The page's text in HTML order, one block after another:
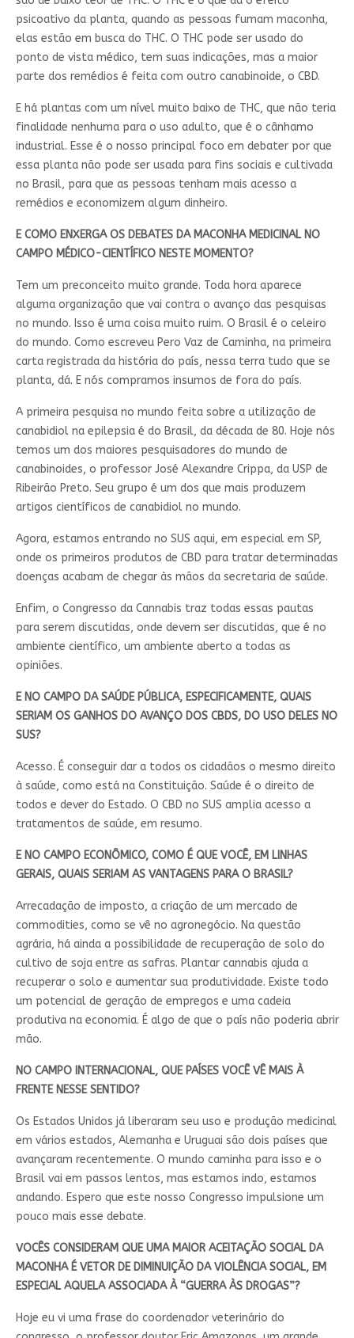
psicoativo da planta, quando as pessoas fumam maconha,
elas estão em busca do THC. O THC pode ser usado do
ponto de vista médico, tem suas indicações, mas a maior
parte dos remédios é feita com outro canabinoide, o CBD.
E há plantas com um nível muito baixo de THC, que não teria
finalidade nenhuma para o uso adulto, que é o cânhamo
industrial. Esse é o nosso principal foco em debater por que
essa planta não pode ser usada para fins sociais e cultivada
no Brasil, para que as pessoas tenham mais acesso a
remédios e economizem algum dinheiro.
E COMO ENXERGA OS DEBATES DA MACONHA MEDICINAL NO
CAMPO MÉDICO-CIENTÍFICO NESTE MOMENTO?
Tem um preconceito muito grande. Toda hora aparece
alguma organização que vai contra o avanço das pesquisas
no mundo. Isso é uma coisa muito ruim. O Brasil é o celeiro
do mundo. Como escreveu Pero Vaz de Caminha, na primeira
carta registrada da história do país, nessa terra tudo que se
planta, dá. E nós compramos insumos de fora do país.
A primeira pesquisa no mundo feita sobre a utilização de
canabidiol na epilepsia é do Brasil, da década de 80. Hoje nós
temos um dos maiores pesquisadores do mundo de
canabinoides, o professor José Alexandre Crippa, da USP de
Ribeirão Preto. Seu grupo é um dos que mais produzem
artigos científicos de canabidiol no mundo.
Agora, estamos entrando no SUS aqui, em especial em SP,
onde os primeiros produtos de CBD para tratar determinadas
doenças acabam de chegar às mãos da secretaria de saúde.
Enfim, o Congresso da Cannabis traz todas essas pautas
para serem discutidas, onde devem ser discutidas, que é no
ambiente científico, um ambiente aberto a todas as
opiniões.
E NO CAMPO DA SAÚDE PÚBLICA, ESPECIFICAMENTE, QUAIS
SERIAM OS GANHOS DO AVANÇO DOS CBDS, DO USO DELES NO
SUS?
Acesso. É conseguir dar a todos os cidadãos o mesmo direito
à saúde, como está na Constituição. Saúde é o direito de
todos e dever do Estado. O CBD no SUS amplia acesso a
tratamentos de saúde, em resumo.
E NO CAMPO ECONÔMICO, COMO É QUE VOCÊ, EM LINHAS
GERAIS, QUAIS SERIAM AS VANTAGENS PARA O BRASIL?
Arrecadação de imposto, a criação de um mercado de
commodities, como se vê no agronegócio. Na questão
agrária, há ainda a possibilidade de recuperação de solo do
cultivo de soja entre as safras. Plantar cannabis ajuda a
recuperar o solo e aumentar sua produtividade. Existe todo
um potencial de geração de empregos e uma cadeia
produtiva na economia. É algo de que o país não poderia abrir
mão.
NO CAMPO INTERNACIONAL, QUE PAÍSES VOCÊ VÊ MAIS À
FRENTE NESSE SENTIDO?
Os Estados Unidos já liberaram seu uso e produção medicinal
em vários estados, Alemanha e Uruguai são dois países que
avançaram recentemente. O mundo caminha para isso e o
Brasil vai em passos lentos, mas estamos indo, estamos
andando. Espero que este nosso Congresso impulsione um
pouco mais esse debate.
VOCÊS CONSIDERAM QUE UMA MAIOR ACEITAÇÃO SOCIAL DA
MACONHA É VETOR DE DIMINUIÇÃO DA VIOLÊNCIA SOCIAL, EM
ESPECIAL AQUELA ASSOCIADA À “GUERRA ÀS DROGAS”?
Hoje eu vi uma frase do coordenador veterinário do